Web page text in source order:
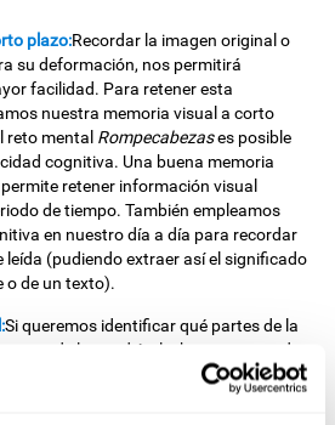
plazo:Recordar la imagen original o
su deformación, nos permitirá
facilidad. Para retener esta
nuestra memoria visual a corto
reto mental Rompecabezases posible
cognitiva. Una buena memoria
retener información visual
de tiempo. También empleamos
en nuestro día a día para recordar
leída (pudiendo extraer así el significado
o de un texto).
Si queremos identificar qué partes de la
de la cuadrícula, haremos uso de
proceso nos ayudará a fortalecer esta